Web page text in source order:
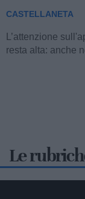
CASTELLANETA
L’attenzione
resta alta: anche
Le